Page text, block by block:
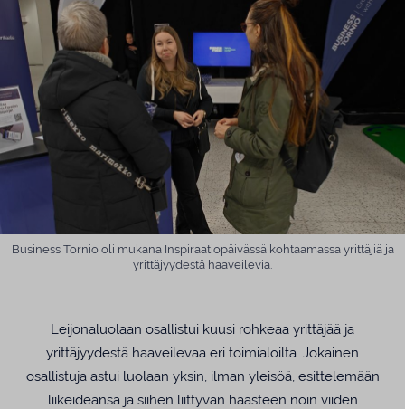
Business Tornio oli mukana Inspiraatiopäivässä kohtaamassa yrittäjiä ja
yrittäjyydestä haaveilevia.
Leijonaluolaan osallistui kuusi rohkeaa yrittäjää ja
yrittäjyydestä haaveilevaa eri toimialoilta. Jokainen
osallistuja astui luolaan yksin, ilman yleisöä, esittelemään
liikeideansa ja siihen liittyvän haasteen noin viiden